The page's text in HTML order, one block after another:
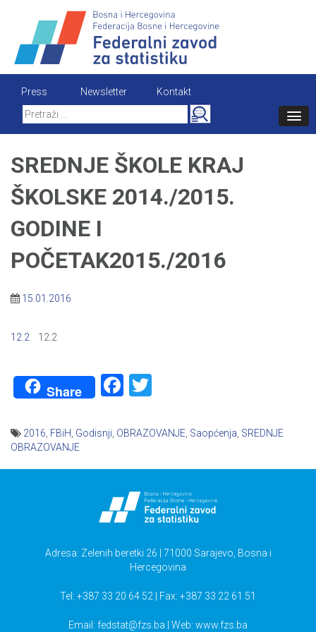
content
Press Newsletter
Kontakt
Search
for:
SREDNJE ŠKOLE KRAJ
ŠKOLSKE 2014./2015.
GODINE I
POČETAK2015./2016
15.01.2016
12.2 12.2
Share Facebook
2016 FBiH Godisnji OBRAZOVANJE Saopćenja SREDNJE
OBRAZOVANJE
Adresa: Zelenih beretki 26 | 71000 Sarajevo, Bosna i
Hercegovina
Tel: +387 33 20 64 52 | Fax: +387 33 22 61 51
Email: fedstat@fzs.ba | Web: www.fzs.ba